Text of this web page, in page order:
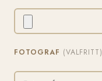
FOTOGRAF (VALFRITT)